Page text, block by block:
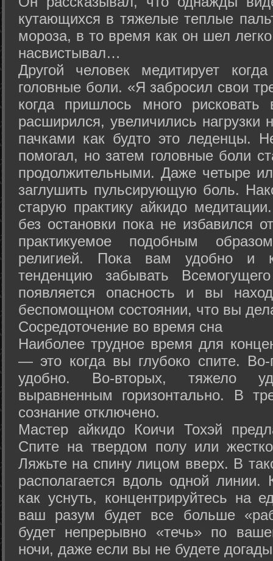
кутающихся в тяжелые теплые
мороза, в то время как он шел
насвистывал…
Другой человек медитирует
головные боли. «Я забросил свои
когда пришлось много
расширился, увеличились нагрузки
пачками как будто это леденцы.
помогал, но затем головные боли
продолжительными. Даже четыре
заглушить пульсирующую боль.
старую практику айкидо
без остановки пока не избавился
практикуемое подобным
религией. Пока вам удобно и
тенденцию забывать
появляется опасность и вы
беспомощном состоянии, что вы
Сосредоточение во время сна
Наиболее трудное время для
— это когда вы глубоко спите.
удобно. Во-вторых, тяжело
выравненным горизонтально. В
сознание отключено.
Мастер айкидо Коичи Тохэй
Спите на твердом полу или
Ляжьте на спину лицом вверх. В
располагается вдоль одной
как уснуть, концентрируйтесь на
ваш разум будет все больше
будет непрерывно «течь» по
ночи, даже если вы не будете